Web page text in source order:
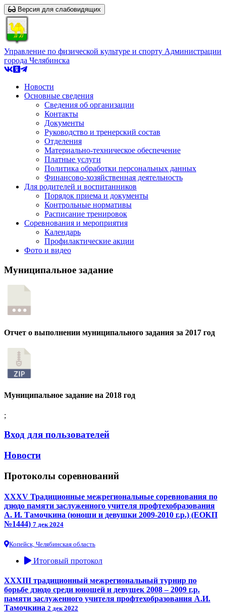
Версия для слабовидящих
Управление по физической культуре и спорту Администрации
города Челябинска
Новости
Основные сведения
Сведения об организации
Контакты
Документы
Руководство и тренерский состав
Отделения
Материально-техническое обеспечение
Платные услуги
Политика обработки персональных данных
Финансово-хозяйственная деятельность
Для родителей и воспитанников
Порядок приема и документы
Контрольные нормативы
Расписание тренировок
Соревнования и мероприятия
Календарь
Профилактические акции
Фото и видео
Муниципальное задание
Отчет о выполнении муниципального задания за 2017 год
Муниципальное задание на 2018 год
;
Вход для пользователей
Новости
Протоколы соревнований
XXXV Традиционные межрегиональные соревнования по
дзюдо памяти заслуженного учителя профтехобразования
А. И. Тамочкина (юноши и девушки 2009-2010 г.р.) (ЕОКП
№1444) 7 дек 2024
Копейск, Челябинская область
Итоговый протокол
XXXIII традиционный межрегиональный турнир по
борьбе дзюдо среди юношей и девушек 2008 – 2009 г.р.
памяти заслуженного учителя профтехобразования А.И.
Тамочкина 2 дек 2022